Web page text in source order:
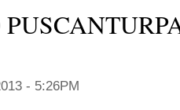
- 5:26PM